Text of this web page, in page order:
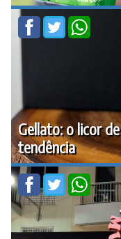
Gellato: o licor
tendência